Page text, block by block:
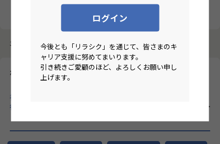
ログイン
今後とも「リラシク」を通じて、皆さまのキ
ャリア支援に努めてまいります。
引き続きご愛顧のほど、よろしくお願い申し
上げます。
3987件中 1件～10件
株式会社エーピーコミュニケーションズ
補】ITインフラ領域に特化し、クラウド・自動化・AIなど先端技
術を積極的に取り入れ、SIer業界の常識を変える企業！
のリモー